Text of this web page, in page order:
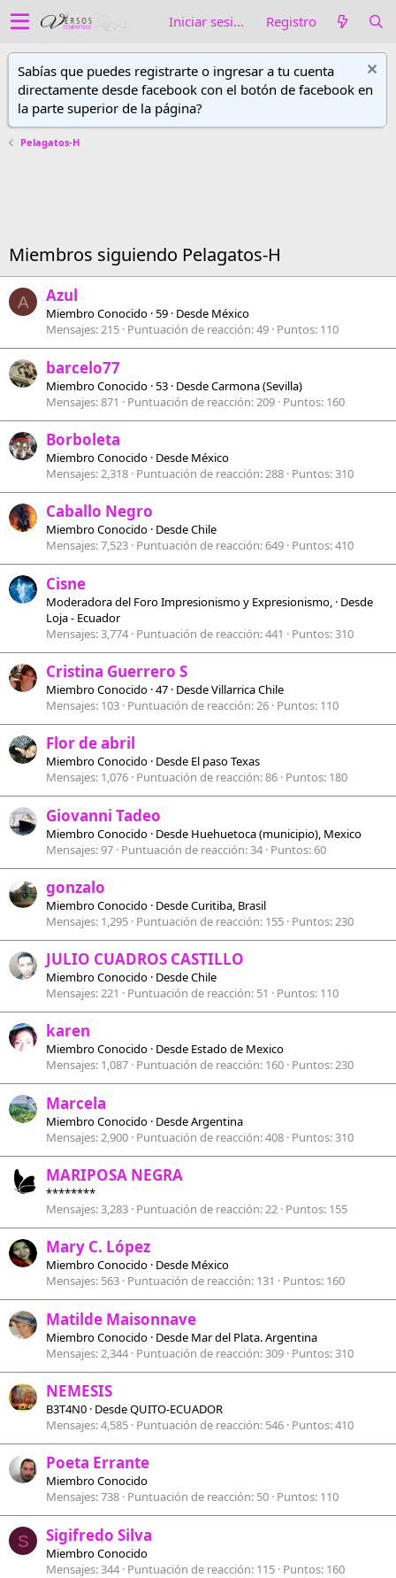
Iniciar sesión Registro
Sabías que puedes registrarte o ingresar a tu cuenta
directamente desde facebook con el botón de facebook en
la parte superior de la página?
Pelagatos-H
Miembros siguiendo Pelagatos-H
A Azul
Miembro Conocido ·59 · Desde México
Mensajes 215 Puntuación de reacción 49 Puntos 110
barcelo77
Miembro Conocido ·53 · DesdeCarmona (Sevilla)
Mensajes 871 Puntuación de reacción 209 Puntos 160
Borboleta
Miembro Conocido · Desde México
Mensajes 2,318 Puntuación de reacción 288 Puntos 310
Caballo Negro
Miembro Conocido · DesdeChile
Mensajes 7,523 Puntuación de reacción 649 Puntos 410
Cisne
Moderadora del Foro Impresionismo y Expresionismo, · Desde
Loja - Ecuador
Mensajes 3,774 Puntuación de reacción 441 Puntos 310
Cristina Guerrero S
Miembro Conocido ·47 · DesdeVillarrica Chile
Mensajes 103 Puntuación de reacción 26 Puntos 110
Flor de abril
Miembro Conocido · Desde El paso Texas
Mensajes 1,076 Puntuación de reacción 86 Puntos 180
Giovanni Tadeo
Miembro Conocido · Desde Huehuetoca (municipio), Mexico
Mensajes 97 Puntuación de reacción 34 Puntos 60
gonzalo
Miembro Conocido · DesdeCuritiba, Brasil
Mensajes 1,295 Puntuación de reacción 155 Puntos 230
JULIO CUADROS CASTILLO
Miembro Conocido · DesdeChile
Mensajes 221 Puntuación de reacción 51 Puntos 110
karen
Miembro Conocido · Desde Estado de Mexico
Mensajes 1,087 Puntuación de reacción 160 Puntos 230
Marcela
Miembro Conocido · DesdeArgentina
Mensajes 2,900 Puntuación de reacción 408 Puntos 310
MARIPOSA NEGRA
********
Mensajes 3,283 Puntuación de reacción 22 Puntos 155
Mary C. López
Miembro Conocido · Desde México
Mensajes 563 Puntuación de reacción 131 Puntos 160
Matilde Maisonnave
Miembro Conocido · Desde Mar del Plata. Argentina
Mensajes 2,344 Puntuación de reacción 309 Puntos 310
NEMESIS
B3T4N0 · DesdeQUITO-ECUADOR
Mensajes 4,585 Puntuación de reacción 546 Puntos 410
Poeta Errante
Miembro Conocido
Mensajes 738 Puntuación de reacción 50 Puntos 110
S Sigifredo Silva
Miembro Conocido
Mensajes 344 Puntuación de reacción 115 Puntos 160